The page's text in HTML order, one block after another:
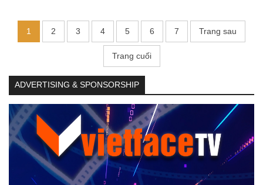
1 2 3 4 5 6 7 Trang sau
Trang cuối
ADVERTISING & SPONSORSHIP